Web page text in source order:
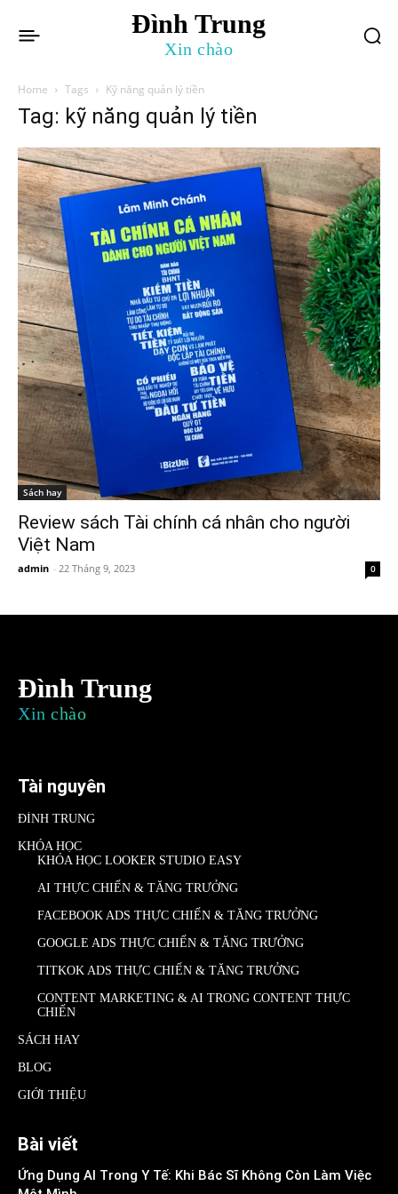
Đình Trung
Xin chào
Home Tags Kỹ năng quản lý tiền
Tag: kỹ năng quản lý tiền
Sách hay
Review sách Tài chính cá nhân cho người
Việt Nam
admin - 22 Tháng 9, 2023 0
Đình Trung
Xin chào
Tài nguyên
ĐÌNH TRUNG
KHÓA HỌC
KHÓA HỌC LOOKER STUDIO EASY
AI THỰC CHIẾN & TĂNG TRƯỞNG
FACEBOOK ADS THỰC CHIẾN & TĂNG TRƯỞNG
GOOGLE ADS THỰC CHIẾN & TĂNG TRƯỞNG
TITKOK ADS THỰC CHIẾN & TĂNG TRƯỞNG
CONTENT MARKETING & AI TRONG CONTENT THỰC
CHIẾN
SÁCH HAY
BLOG
GIỚI THIỆU
Bài viết
Ứng Dụng AI Trong Y Tế: Khi Bác Sĩ Không Còn Làm Việc